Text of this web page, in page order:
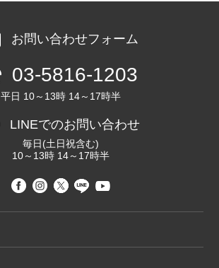
お問い合わせフォーム
03-5816-1203
平日 10～13時 14～17時半
LINEでのお問い合わせ
毎日(土日祝含む)
10～13時 14～17時半